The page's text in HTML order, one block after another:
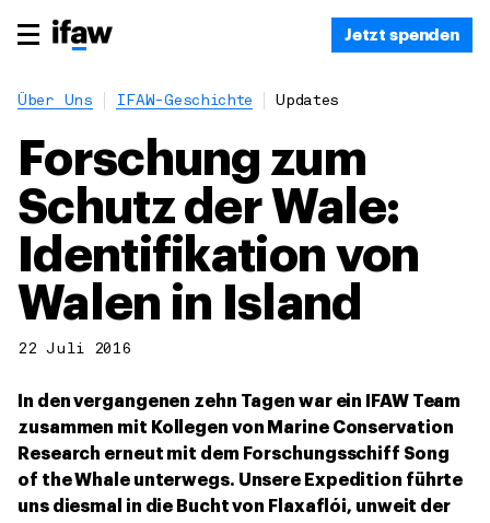
Jetzt spenden
Über Uns IFAW-Geschichte Updates
Forschung zum
Schutz der Wale:
Identifikation von
Walen in Island
22 Juli 2016
In den vergangenen zehn Tagen war ein IFAW Team
zusammen mit Kollegen von Marine Conservation
Research erneut mit dem Forschungsschiff Song
of the Whale unterwegs. Unsere Expedition führte
uns diesmal in die Bucht von Flaxaflói, unweit der